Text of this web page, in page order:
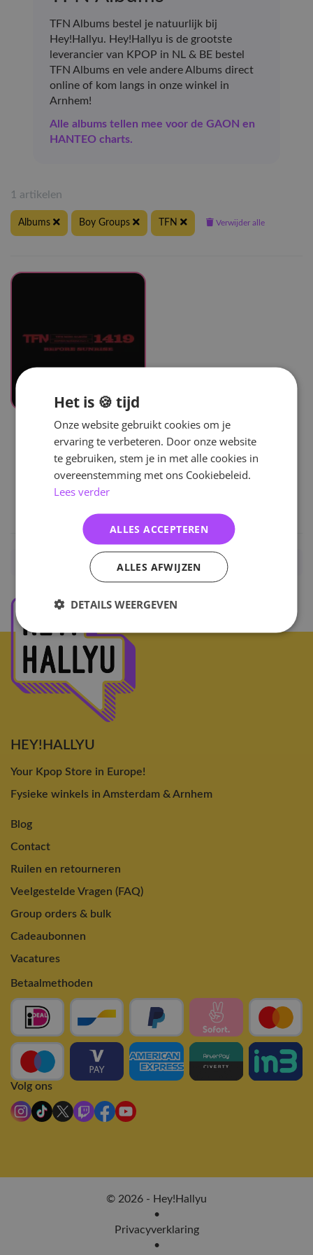
TFN Albums bestel je natuurlijk bij
Hey!Hallyu. Hey!Hallyu is de grootste
leverancier van KPOP in NL & BE bestel
TFN Albums en vele andere Albums direct
online of kom langs in onze winkel in
Arnhem!
Alle albums tellen mee voor de GAON en
HANTEO charts.
1 artikelen
Albums Boy Groups TFN Verwijder alle
UITVERKOCHT
Before Sunrise Part.4 -
Poca Album Ver.
KPOP Boy Groups / TFN Albums
HEY!HALLYU
Your Kpop Store in Europe!
Fysieke winkels in Amsterdam & Arnhem
Blog
Contact
Ruilen en retourneren
Veelgestelde Vragen (FAQ)
Group orders & bulk
Cadeaubonnen
Vacatures
Betaalmethoden
Volg ons
© 2026 - Hey!Hallyu
•
Privacyverklaring
•
Het is 🍪 tijd
Onze website gebruikt cookies om je
ervaring te verbeteren. Door onze website
te gebruiken, stem je in met alle cookies in
overeenstemming met ons Cookiebeleid.
Lees verder
ALLES ACCEPTEREN
ALLES AFWIJZEN
DETAILS WEERGEVEN